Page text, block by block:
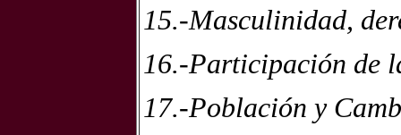
15.-Masculinidad,
16.-Participación de
17.-Población y